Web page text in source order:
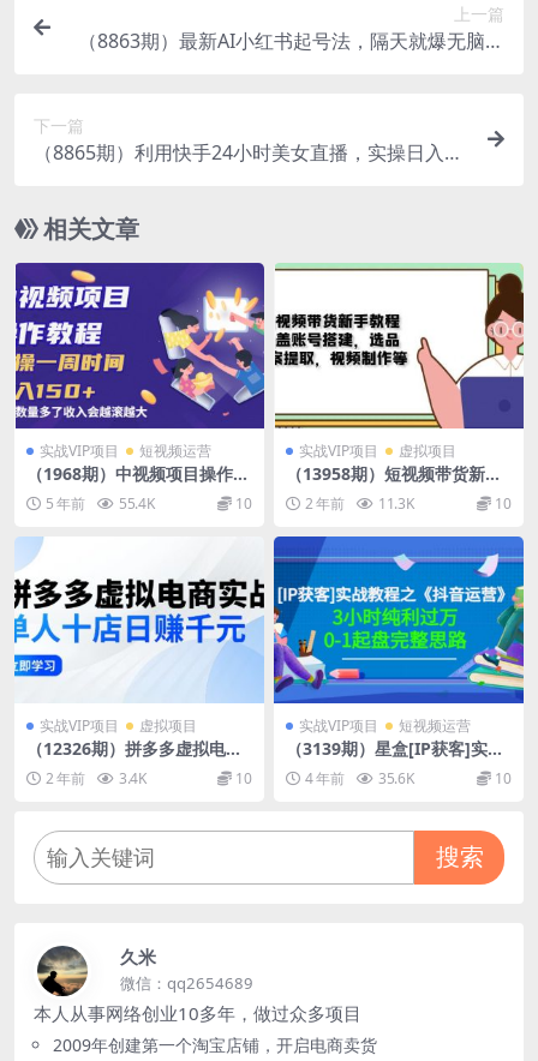
上一篇
（8863期）最新AI小红书起号法，隔天就爆无脑操
下一篇
（8865期）利用快手24小时美女直播，实操日入45
相关文章
实战VIP项目 短视频运营
（1968期）中视频项目操作教
程：实操一周时间收入150+后
面数量起来了收入会越滚越大
5 年前 55.4K 10
实战VIP项目 虚拟项目
（13958期）短视频带货新手
教程：涵盖账号搭建，选品，
文案提取，视频制作等
2 年前 11.3K 10
实战VIP项目 虚拟项目
（12326期）拼多多虚拟电商
实战：单人10店日赚千元，深
耕老项目，稳定盈利不求风口
2 年前 3.4K 10
实战VIP项目 短视频运营
（3139期）星盒[IP获客]实战
教程之《抖音运营》3小时纯
利过万0-1起盘完整思路 价值4
4 年前 35.6K 10
搜索
久米
微信：qq2654689
本人从事网络创业10多年，做过众多项目
2009年创建第一个淘宝店铺，开启电商卖货